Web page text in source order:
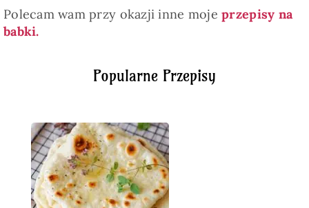
Popularne Przepisy
Polecam wam przy okazji inne mojeprzepisy na
babki.